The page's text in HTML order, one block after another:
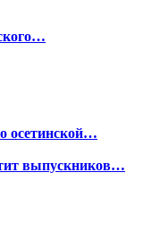
осетинской…
выпускников…